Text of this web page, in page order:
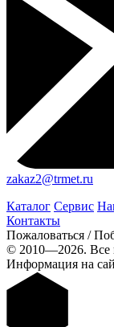
zakaz2@trmet.ru
Каталог Сервис
Контакты
Пожаловаться /
© 2010—2026. Все
Информация на